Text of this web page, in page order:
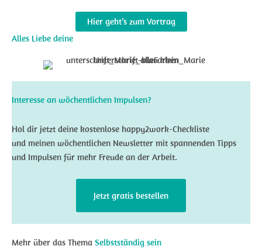
Hier geht’s zum Vortrag
Alles Liebe deine
Interesse an wöchentlichen Impulsen?
Hol dir jetzt deine kostenlose happy2work-Checkliste
und meinen wöchentlichen Newsletter mit spannenden Tipps
und Impulsen für mehr Freude an der Arbeit.
Jetzt gratis bestellen
Mehr über das Thema Selbstständig sein